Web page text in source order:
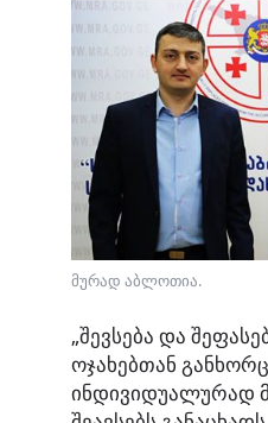
მურად აბლოთია.
„შევსება და
ოჯახებთან
ინდივიდუალურად